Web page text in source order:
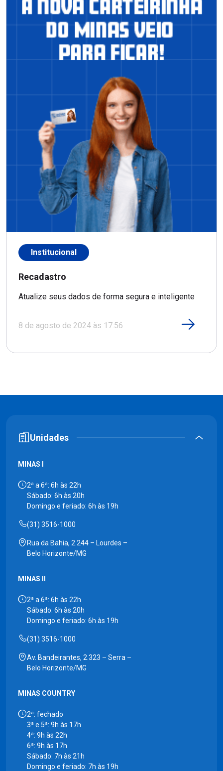
Institucional
Recadastro
Atualize seus dados de forma segura e inteligente
8 de agosto de 2024 às 17:56
Unidades
MINAS I
2ª a 6ª: 6h às 22h
Sábado: 6h às 20h
Domingo e feriado: 6h às 19h
(31) 3516-1000
Rua da Bahia, 2.244 – Lourdes –
Belo Horizonte/MG
MINAS II
2ª a 6ª: 6h às 22h
Sábado: 6h às 20h
Domingo e feriado: 6h às 19h
(31) 3516-1000
Av. Bandeirantes, 2.323 – Serra –
Belo Horizonte/MG
MINAS COUNTRY
2ª: fechado
3ª e 5ª: 9h às 17h
4ª: 9h às 22h
6ª: 9h às 17h
Sábado: 7h às 21h
Domingo e feriado: 7h às 19h